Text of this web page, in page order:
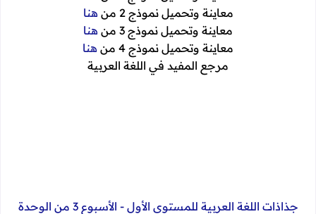
معاينة وتحميل نموذج 2 من
هنا
معاينة وتحميل نموذج 3 من
هنا
معاينة وتحميل نموذج 4 من
هنا
مرجع المفيد في اللغة العربية
جذاذات اللغة العربية للمستوى الأول - الأسبوع 3 من الوحدة